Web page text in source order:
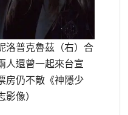
洛普克魯茲（右）合
人還曾一起來台宣
房仍不敵《神隱少
像）